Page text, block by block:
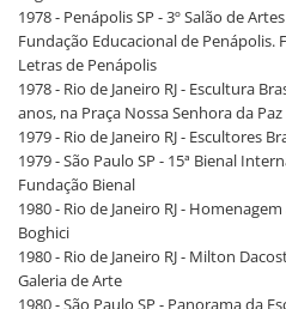
1978 - Penápolis SP - 3º Salão de
Fundação Educacional de Penápolis.
Letras de Penápolis
1978 - Rio de Janeiro RJ - Escultura
anos, na Praça Nossa Senhora da Paz
1979 - Rio de Janeiro RJ - Escultores
1979 - São Paulo SP - 15ª Bienal
Fundação Bienal
1980 - Rio de Janeiro RJ -
Boghici
1980 - Rio de Janeiro RJ - Milton
Galeria de Arte
1980 - São Paulo SP - Panorama da